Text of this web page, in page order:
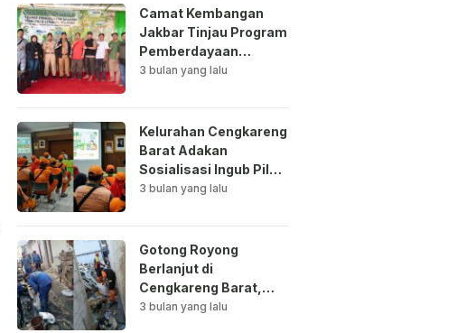
Camat Kembangan
Jakbar Tinjau Program
Pemberdayaan
Lingkungan di Bale
3 bulan yang lalu
Kelurahan Cengkareng
Barat Adakan
Sosialisasi Ingub Pilah
Sampah Kepada PPSU
3 bulan yang lalu
Gotong Royong
Berlanjut di
Cengkareng Barat,
Saluran Air
3 bulan yang lalu